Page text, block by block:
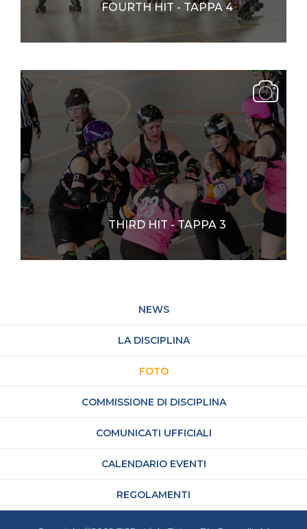
FOURTH HIT - TAPPA 4
THIRD HIT - TAPPA 3
NEWS
LA DISCIPLINA
FOTO
COMMISSIONE DI DISCIPLINA
COMUNICATI UFFICIALI
CALENDARIO EVENTI
REGOLAMENTI